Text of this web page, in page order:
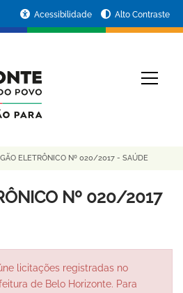
Acessibilidade Alto Contraste
ELETRÔNICO Nº 020/2017 - SAÚDE
Nº 020/2017
licitações registradas no
de Belo Horizonte. Para